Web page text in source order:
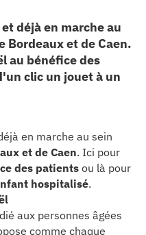
déjà en marche au
Bordeaux et de Caen.
au bénéfice des
clic un jouet à un
en marche au sein
et de Caen. Ici pour
des patients ou là pour
hospitalisé.
aux personnes âgées
comme chaque